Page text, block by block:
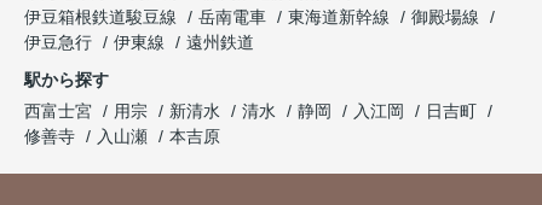
伊豆箱根鉄道駿豆線
岳南電車 東海道新幹線
御殿場線
伊豆急行
伊東線
遠州鉄道
駅から探す
西富士宮
用宗 新清水 清水 静岡 入江岡
日吉町
修善寺
入山瀬 本吉原